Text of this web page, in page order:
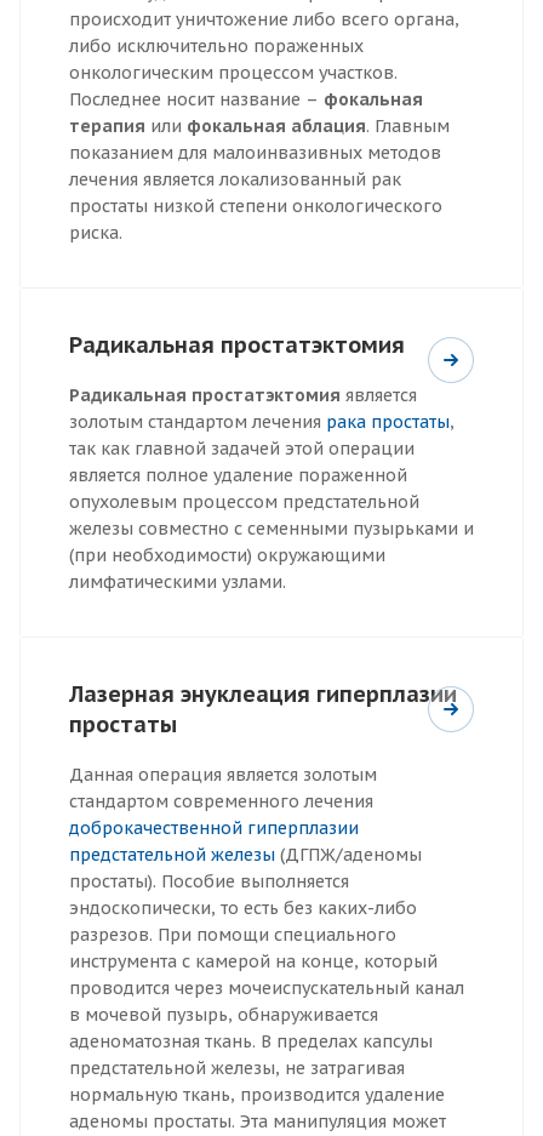
происходит уничтожение либо всего органа,
либо исключительно пораженных
онкологическим процессом участков.
Последнее носит название – фокальная
терапия или фокальная аблация. Главным
показанием для малоинвазивных методов
лечения является локализованный рак
простаты низкой степени онкологического
риска.
Радикальная простатэктомия
Радикальная простатэктомия является
золотым стандартом лечения рака простаты,
так как главной задачей этой операции
является полное удаление пораженной
опухолевым процессом предстательной
железы совместно с семенными пузырьками и
(при необходимости) окружающими
лимфатическими узлами.
Лазерная энуклеация гиперплазии
простаты
Данная операция является золотым
стандартом современного лечения
доброкачественной гиперплазии
предстательной железы (ДГПЖ/аденомы
простаты). Пособие выполняется
эндоскопически, то есть без каких-либо
разрезов. При помощи специального
инструмента с камерой на конце, который
проводится через мочеиспускательный канал
в мочевой пузырь, обнаруживается
аденоматозная ткань. В пределах капсулы
предстательной железы, не затрагивая
нормальную ткань, производится удаление
аденомы простаты. Эта манипуляция может